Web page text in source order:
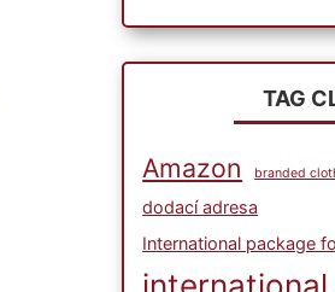
TAG
Amazon branded
dodací adresa
International package